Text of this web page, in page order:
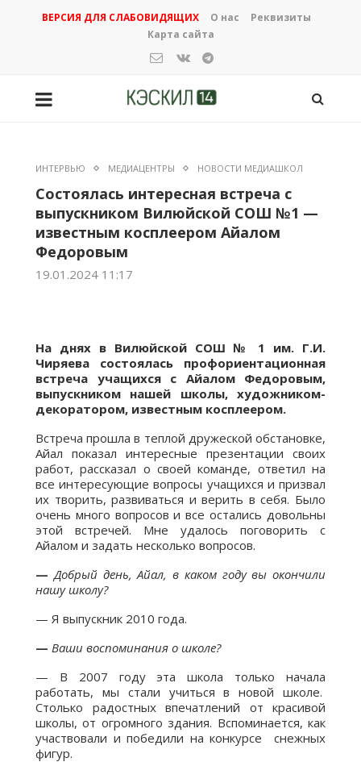
ВЕРСИЯ ДЛЯ СЛАБОВИДЯЩИХ О нас
Реквизиты
Карта сайта
ИНТЕРВЬЮ МЕДИАЦЕНТРЫ НОВОСТИ МЕДИАШКОЛ
Состоялась интересная встреча с
выпускником Вилюйской СОШ №1 —
известным косплеером Айалом
Федоровым
19.01.2024 11:17
На днях в Вилюйской СОШ № 1 им. Г.И.
Чиряева состоялась профориентационная
встреча учащихся с Айалом Федоровым,
выпускником нашей школы, художником-
декоратором, известным косплеером.
Встреча прошла в теплой дружеской обстановке,
Айал показал интересные презентации своих
работ, рассказал о своей команде, ответил на
все интересующие вопросы учащихся и призвал
их творить, развиваться и верить в себя. Было
очень много вопросов и все остались довольны
этой встречей. Мне удалось поговорить с
Айалом и задать несколько вопросов.
—Добрый день, Айал, в каком году вы окончили
нашу школу?
— Я выпускник 2010 года.
— Ваши воспоминания о школе?
— В 2007 году эта школа только начала
работать, мы стали учиться в новой школе.
Столько радостных впечатлений от красивой
школы, от огромного здания. Вспоминается, как
участвовали и победили на конкурсе снежных
фигур.